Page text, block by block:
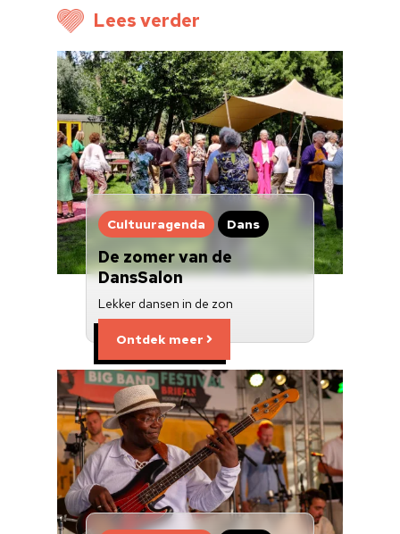
Lees verder
Cultuuragenda Dans
De zomer van de
DansSalon
Lekker dansen in de zon
Ontdek meer